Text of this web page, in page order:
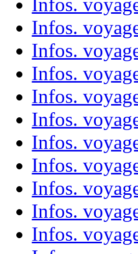
Infos.
Infos.
Infos.
Infos.
Infos.
Infos.
Infos.
Infos.
Infos.
Infos.